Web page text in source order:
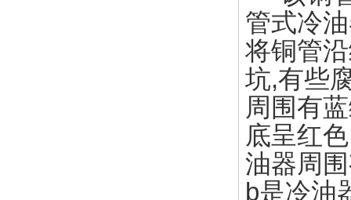
管式冷
将铜管
坑,有些
周围有
底呈红
油器周
b是冷油